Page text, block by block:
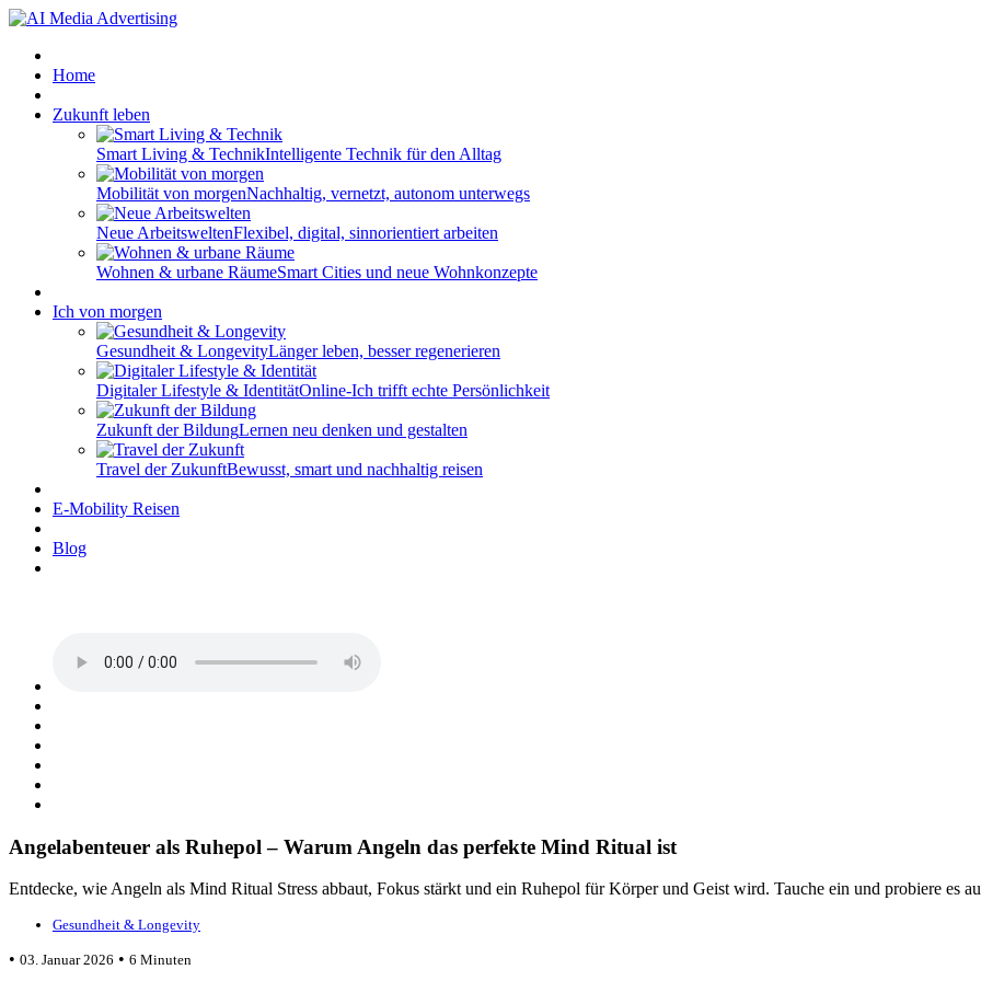
Home
Zukunft leben
Smart Living & TechnikIntelligente Technik für den Alltag
Mobilität von morgenNachhaltig, vernetzt, autonom unterwegs
Neue ArbeitsweltenFlexibel, digital, sinnorientiert arbeiten
Wohnen & urbane RäumeSmart Cities und neue Wohnkonzepte
Ich von morgen
Gesundheit & LongevityLänger leben, besser regenerieren
Digitaler Lifestyle & IdentitätOnline-Ich trifft echte Persönlichkeit
Zukunft der BildungLernen neu denken und gestalten
Travel der ZukunftBewusst, smart und nachhaltig reisen
E-Mobility Reisen
Blog
Angelabenteuer als Ruhepol – Warum Angeln das perfekte Mind Ritual ist
Entdecke, wie Angeln als Mind Ritual Stress abbaut, Fokus stärkt und ein Ruhepol für Körper und Geist wird. Tauche ein und probiere es
Gesundheit & Longevity
• 03. Januar 2026 • 6 Minuten